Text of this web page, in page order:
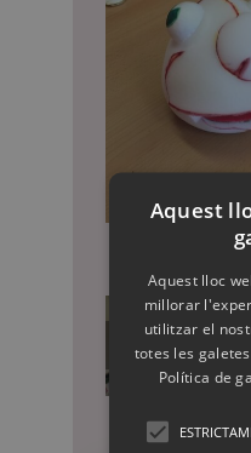
Aquest
Aquest lloc
millorar
utilitzar el
totes les
Política de